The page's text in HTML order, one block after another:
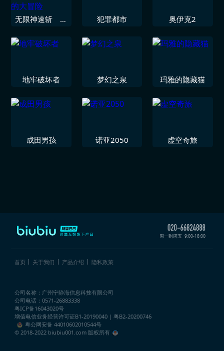
无限神速斩 勇
的大冒险
犯罪都市 奥伊克2
地牢破坏者 梦幻之泉 玛雅的隐藏猫
成田男孩 诺亚2050 虚空奇旅
周一到周五 9:00-18:00
首页 关于我们 产品介绍 隐私政策
公司名称：广州宁静海信息科技有限公司
公司电话：0571-26883338
粤ICP备16043020号
增值电信业务经营许可证B1-20190040 | 粤B2-20200746
粤公网安备 44010602010544号
© 2018-2022 biubiu001.com 版权所有